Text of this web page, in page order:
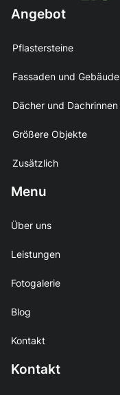
Angebot
Pflastersteine
Fassaden und Gebäude
Dächer und Dachrinnen
Größere Objekte
Zusätzlich
Menu
Über uns
Leistungen
Fotogalerie
Blog
Kontakt
Kontakt